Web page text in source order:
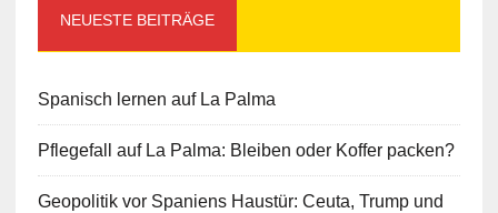
NEUESTE BEITRÄGE
Spanisch lernen auf La Palma
Pflegefall auf La Palma: Bleiben oder Koffer packen?
Geopolitik vor Spaniens Haustür: Ceuta, Trump und